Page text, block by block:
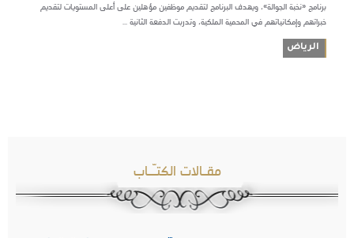
برنامج «نخبة الجوالة»، ‏‎ويهدف البرنامج لتقديم موظفين مؤهلين على أعلى المستويات لتقديم
خبراتهم وإمكانياتهم في المحمية الملكية، وتدربت الدفعة الثانية ...
الرياض
مقـالات الكتـّـاب